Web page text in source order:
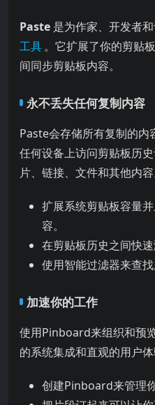
Paste 是为作家、开发者
工具。它扩展了你的剪贴
间同步剪贴板内容。
永不丢失任何复制内容
Paste会存储所有复制的内
任何设备上访问剪贴板历
片、链接、文件和其他内容
扩展系统剪贴板容量
容。
在剪贴板历史之间快速
使用智能过滤器来查找
加速你的工作
使用Pinboard来组织和预
的系统集成和直观的用户
创建Pinboard来管理